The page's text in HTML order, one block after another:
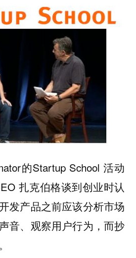
的Startup School 活动
扎克伯格谈到创业时认
发产品之前应该分析市场
音、观察用户行为，而抄